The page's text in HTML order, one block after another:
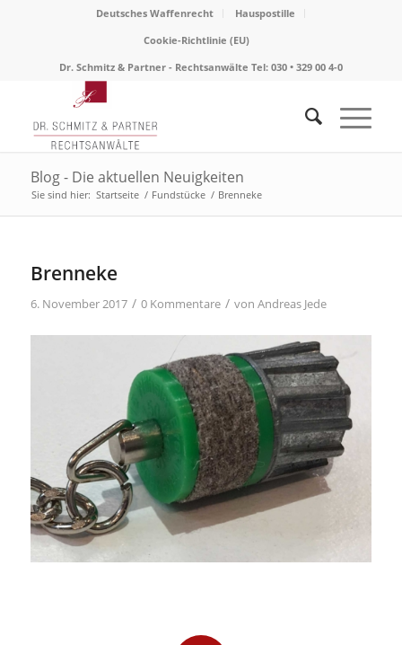
Deutsches Waffenrecht
Hauspostille
Cookie-Richtlinie (EU)
Dr. Schmitz & Partner - Rechtsanwälte Tel: 030 • 329 00 4-0
Blog - Die aktuellen Neuigkeiten
Sie sind hier: Startseite / Fundstücke / Brenneke
Brenneke
6. November 2017 / 0 Kommentare / von Andreas Jede